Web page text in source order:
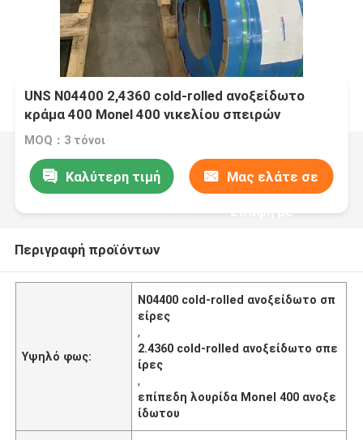
UNS N04400 2,4360 cold-rolled ανοξείδωτο
κράμα 400 Monel 400 νικελίου σπειρών
MOQ：3 τόνοι
Καλύτερη τιμή Μας ελάτε σε
επαφή με
Περιγραφή προϊόντων
Υψηλό φως:
N04400 cold-rolled ανοξείδωτο σπ
είρες
,
2.4360 cold-rolled ανοξείδωτο σπε
ίρες
,
επίπεδη λουρίδα Monel 400 ανοξε
ίδωτου